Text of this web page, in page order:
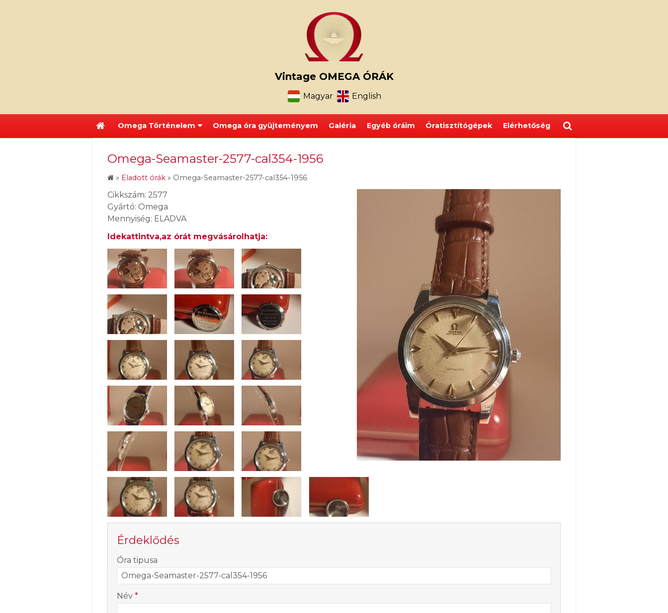
Vintage OMEGA ÓRÁK
Magyar English
Omega Történelem Omega óra gyüjteményem Galéria Egyéb óráim Óratisztítógépek Elérhetőség
Omega-Seamaster-2577-cal354-1956
» Eladott órák » Omega-Seamaster-2577-cal354-1956
Cikkszám: 2577
Gyártó: Omega
Mennyiség: ELADVA
Idekattintva,az órát megvásárolhatja:
Érdeklődés
Óra tipusa
Név *